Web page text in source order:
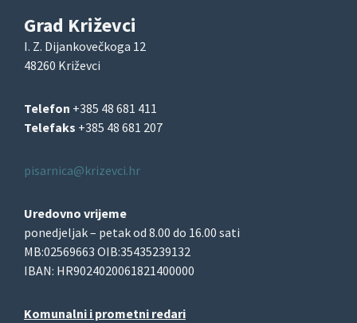
Grad Križevci
I. Z. Dijankovečkoga 12
48260 Križevci
Telefon +385 48 681 411
Telefaks +385 48 681 207
pisarnica@krizevci.hr
Uredovno vrijeme
ponedjeljak – petak od 8.00 do 16.00 sati
MB:02569663 OIB:35435239132
IBAN: HR9024020061821400000
Komunalni i prometni redari